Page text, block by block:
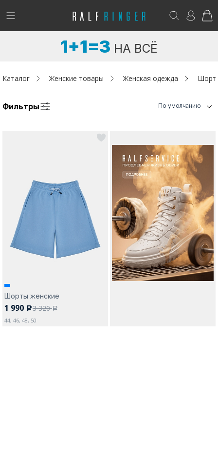
!
Женщинам
Акции / Новости
Адреса магазинов
Да, все верно
Возникли вопросы? - club@ralf.ru
1+1=3 НА ВСЁ
Каталог Женские товары Женская одежда
Фильтры По умолчанию
Шорты женские
1 990 c3 320a
44, 46, 48, 50